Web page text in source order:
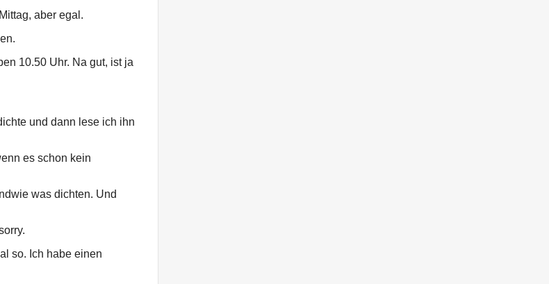
aber egal.
10.50 Uhr. Na gut, ist ja
und dann lese ich ihn
es schon kein
was dichten. Und
so. Ich habe einen